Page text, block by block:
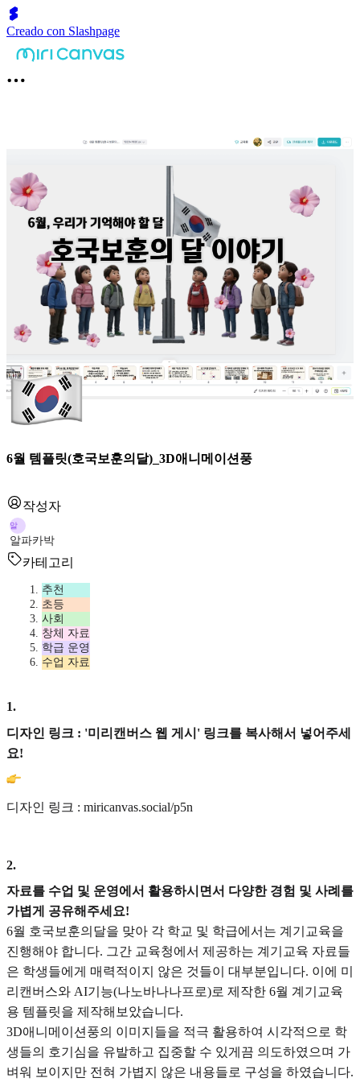
Creado con Slashpage
6월 템플릿(호국보훈의달)_3D애니메이션풍
작성자
알
알파카박
카테고리
추천
초등
사회
창체 자료
학급 운영
수업 자료
1.
디자인 링크 : '미리캔버스 웹 게시' 링크를 복사해서 넣어주세
요!
디자인 링크 : miricanvas.social/p5n
2.
자료를 수업 및 운영에서 활용하시면서 다양한 경험 및 사례를
가볍게 공유해주세요!
6월 호국보훈의달을 맞아 각 학교 및 학급에서는 계기교육을
진행해야 합니다. 그간 교육청에서 제공하는 계기교육 자료들
은 학생들에게 매력적이지 않은 것들이 대부분입니다. 이에 미
리캔버스와 AI기능(나노바나나프로)로 제작한 6월 계기교육
용 템플릿을 제작해보았습니다.
3D애니메이션풍의 이미지들을 적극 활용하여 시각적으로 학
생들의 호기심을 유발하고 집중할 수 있게끔 의도하였으며 가
벼워 보이지만 전혀 가볍지 않은 내용들로 구성을 하였습니다.